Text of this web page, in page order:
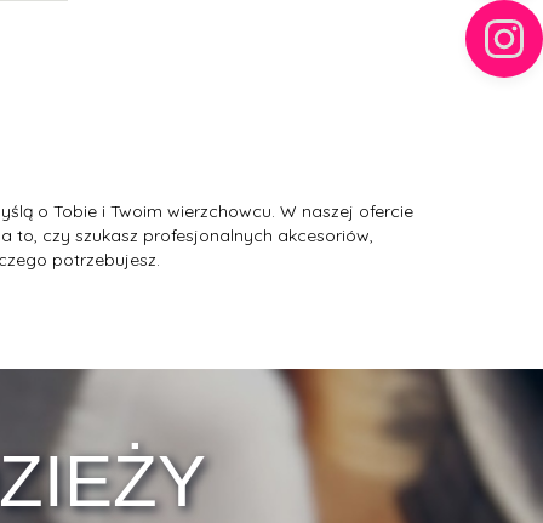
o Tobie i Twoim wierzchowcu. W naszej ofercie
czy szukasz profesjonalnych akcesoriów,
potrzebujesz.